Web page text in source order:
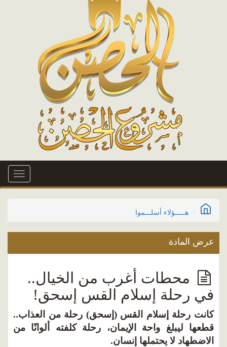
Toggle
navigation
هـــــؤلاء أسلـــموا
المادة
محطات أغرب من الخيال..
رحلة إسلام القس إسحق!
رحلة إسلام القس (إسحق) رحلة من العذاب..
ليبلغ واحة الإيمان، رحلة كلفته ألوانًا من
لا يحتملها إنسان.